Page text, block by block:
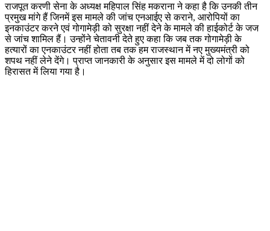
राजपूत करणी सेना के अध्यक्ष महिपाल सिंह मकराना ने कहा है कि उनकी तीन
प्रमुख मांगे हैं जिनमें इस मामले की जांच एनआईए से कराने, आरोपियों का
इनकाउंटर करने एवं गोगामेड़ी को सुरक्षा नहीं देने के मामले की हाईकोर्ट के जज
से जांच शामिल हैं। उन्होंने चेतावनी देते हुए कहा कि जब तक गोगामेड़ी के
हत्यारों का एनकाउंटर नहीं होता तब तक हम राजस्थान में नए मुख्यमंत्री को
शपथ नहीं लेने देंगे। प्राप्त जानकारी के अनुसार इस मामले में दो लोगों को
हिरासत में लिया गया है।